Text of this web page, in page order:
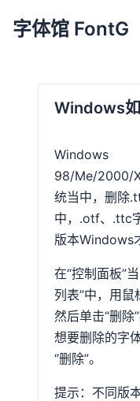
字体馆 FontG
Windows如
Windows
98/Me/2000/
统当中，删除
中，.otf、.ttc
版本Windows
在“控制面板”
列表”中，用鼠
然后单击“删除
想要删除的字
“删除”。
提示：不同版